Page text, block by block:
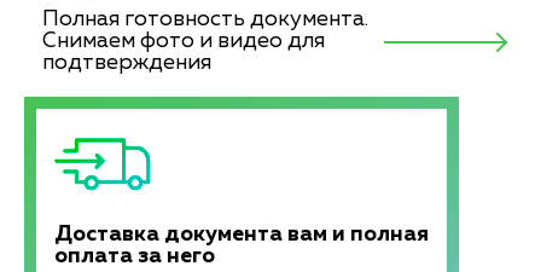
Полная готовность документа.
Снимаем фото и видео для
подтверждения
Доставка документа вам и полная
оплата за него